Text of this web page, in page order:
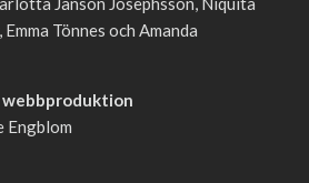
Tönnes och Amanda
webbproduktion
Engblom